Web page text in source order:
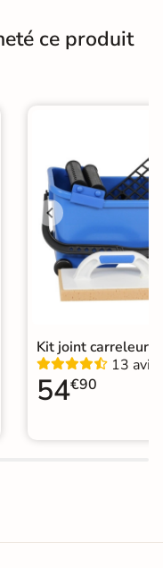
carrelage
ce produit
Kit joint carreleur
13 avis
54€90